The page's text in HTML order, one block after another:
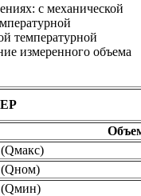
с механической
температурной
измеренного объема